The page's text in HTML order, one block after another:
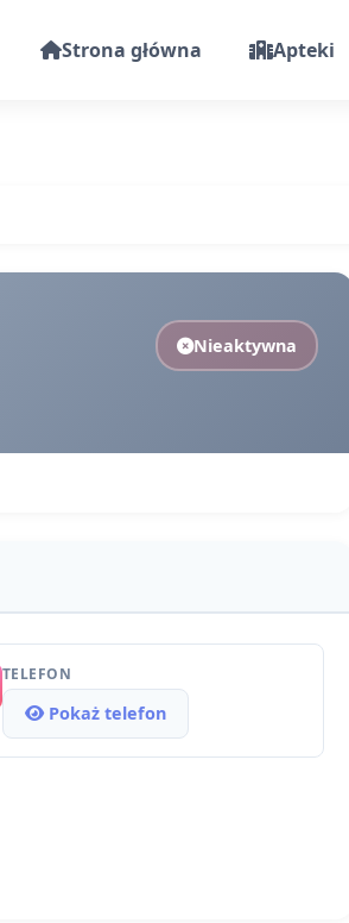
Strona główna Apteki
Nieaktywna
TELEFON
Pokaż telefon